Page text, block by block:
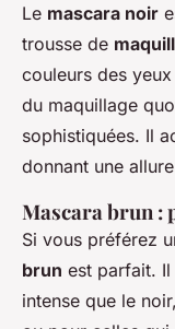
Le mascara noir
trousse de
couleurs des
du maquillage
sophistiquées. Il
donnant une
Mascara brun :
Si vous préférez
brun est parfait.
intense que le